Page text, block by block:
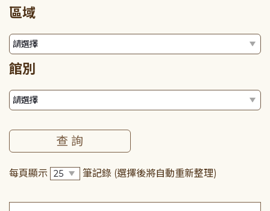
區域
館別
每頁顯示 筆記錄 (選擇後將自動重新整理)